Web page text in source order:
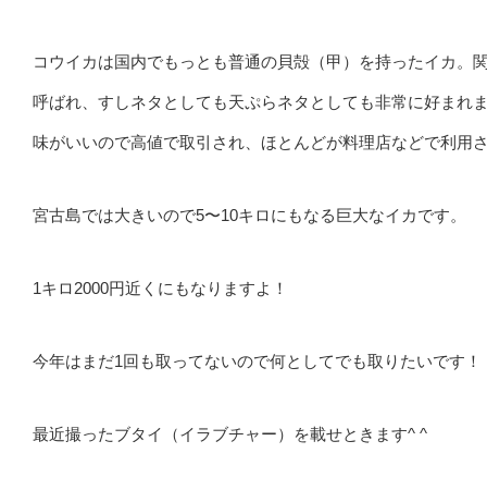
コウイカは国内でもっとも普通の貝殻（甲）を持ったイカ
呼ばれ、すしネタとしても天ぷらネタとしても非常に好まれ
味がいいので高値で取引され、ほとんどが料理店などで利用
宮古島では大きいので5〜10キロにもなる巨大なイカです。
1キロ2000円近くにもなりますよ！
今年はまだ1回も取ってないので何としてでも取りたいです！
最近撮ったブタイ（イラブチャー）を載せときます^ ^